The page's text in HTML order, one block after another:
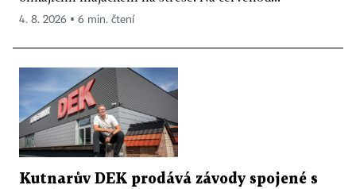
4. 8. 2026 ▪ 6 min. čtení
Kutnarův DEK prodává závody spojené s